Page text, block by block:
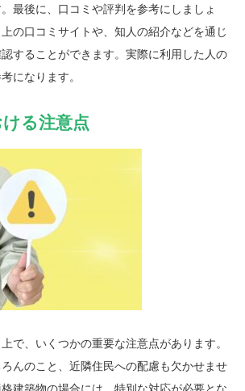
最後に、口コミや評判を参考にしましょ
の口コミサイトや、知人の紹介などを通じ
することができます。実際に利用した人の
になります。
る注意点
で、いくつかの重要な注意点があります。
んのこと、近隣住民への配慮も欠かせませ